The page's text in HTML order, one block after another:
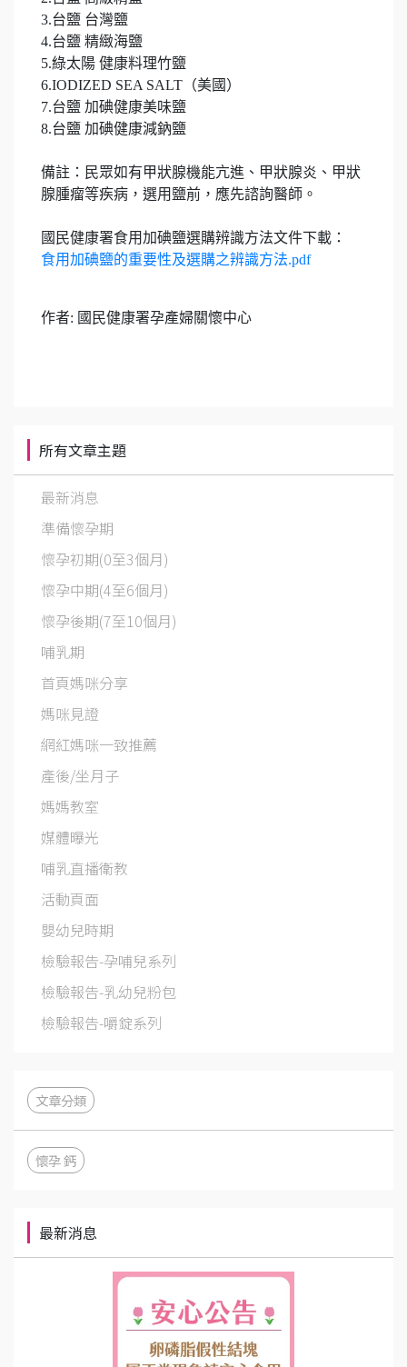
3.台鹽 台灣鹽
4.台鹽 精緻海鹽
5.綠太陽 健康料理竹鹽
6.IODIZED SEA SALT（美國）
7.台鹽 加碘健康美味鹽
8.台鹽 加碘健康減鈉鹽
備註：民眾如有甲狀腺機能亢進、甲狀腺炎、甲狀
腺腫瘤等疾病，選用鹽前，應先諮詢醫師。
國民健康署食用加碘鹽選購辨識方法文件下載：
食用加碘鹽的重要性及選購之辨識方法.pdf
作者: 國民健康署孕產婦關懷中心
所有文章主題
最新消息
準備懷孕期
懷孕初期(0至3個月)
懷孕中期(4至6個月)
懷孕後期(7至10個月)
哺乳期
首頁媽咪分享
媽咪見證
網紅媽咪一致推薦
產後/坐月子
媽媽教室
媒體曝光
哺乳直播衛教
活動頁面
嬰幼兒時期
檢驗報告-孕哺兒系列
檢驗報告-乳幼兒粉包
檢驗報告-嚼錠系列
文章分類
懷孕 鈣
最新消息